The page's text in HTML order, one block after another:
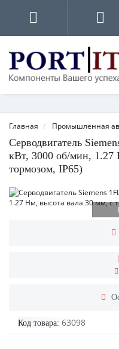
Главная Промышленная
Серводвигатель
кВт, 3000 об/мин, 1.27
тормозом, IP65)
Код товара: 63098